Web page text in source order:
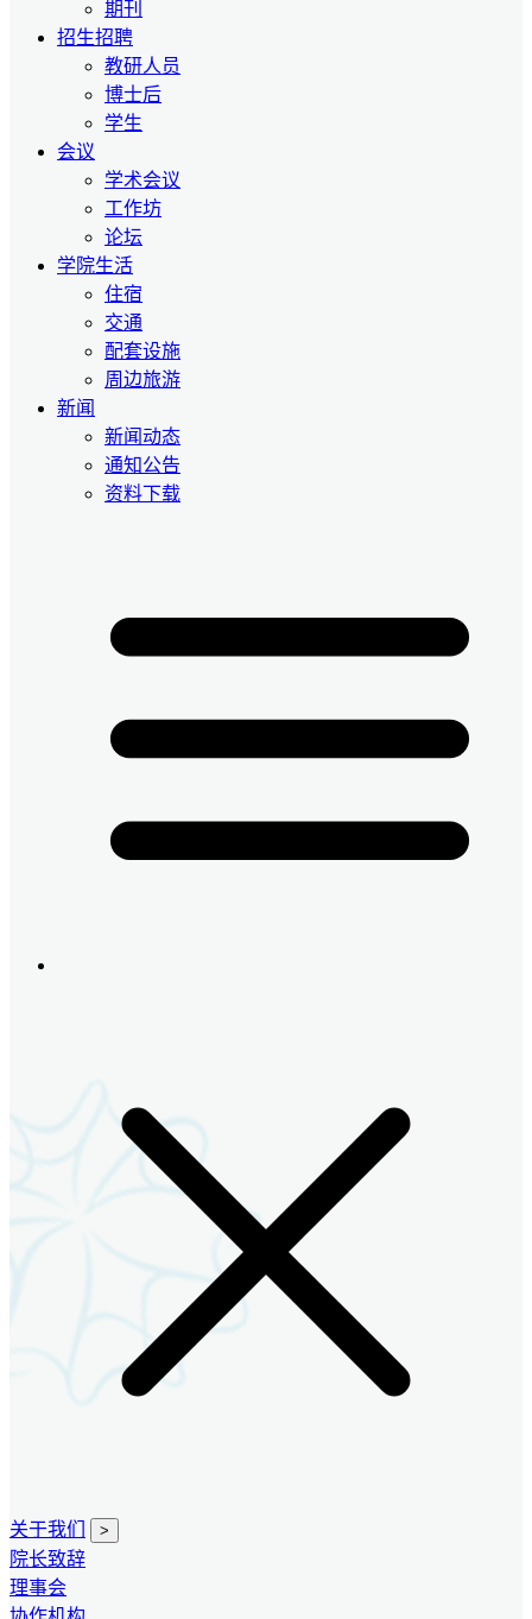
期刊
招生招聘
教研人员
博士后
学生
会议
学术会议
工作坊
论坛
学院生活
住宿
交通
配套设施
周边旅游
新闻
新闻动态
通知公告
资料下载
关于我们 >
院长致辞
理事会